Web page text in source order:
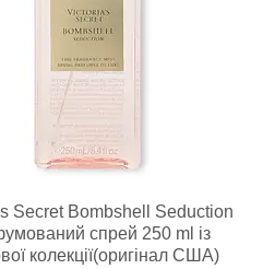
Secret Bombshell Seduction
спрей 250 ml із
колекції(оригінал США)